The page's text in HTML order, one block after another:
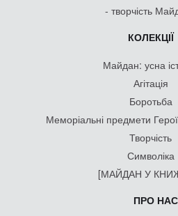
- творчість
КОЛЕКЦІЇ
Майдан: усна
Агітація
Боротьба
Меморіальні предмети
Творчість
Символіка
[МАЙДАН У
ПРО НАС